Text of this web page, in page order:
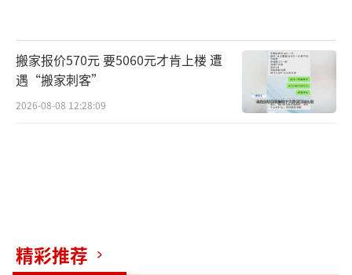
搬家报价570元 要5060元才肯上楼 遭
遇“搬家刺客”
2026-08-08 12:28:09
精彩推荐